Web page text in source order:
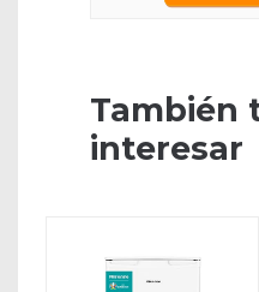
También
interesar